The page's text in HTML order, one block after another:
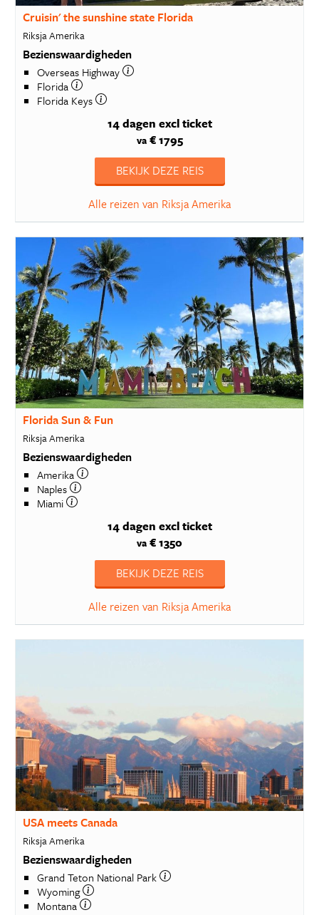
Cruisin' the sunshine state Florida
Riksja Amerika
Bezienswaardigheden
Overseas Highway
Florida
Florida Keys
14 dagen excl ticket
va€ 1795
BEKIJK DEZE REIS
Alle reizen van Riksja Amerika
Florida Sun & Fun
Riksja Amerika
Bezienswaardigheden
Amerika
Naples
Miami
14 dagen excl ticket
va € 1350
BEKIJK DEZE REIS
Alle reizen van Riksja Amerika
USA meets Canada
Riksja Amerika
Bezienswaardigheden
Grand Teton National Park
Wyoming
Montana